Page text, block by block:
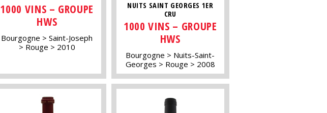
1000 VINS – GROUPE
HWS
Bourgogne
Saint-Joseph
Rouge
2010
NUITS SAINT GEORGES 1ER
CRU
1000 VINS – GROUPE
HWS
Bourgogne
Nuits-Saint-
Georges
Rouge 2008